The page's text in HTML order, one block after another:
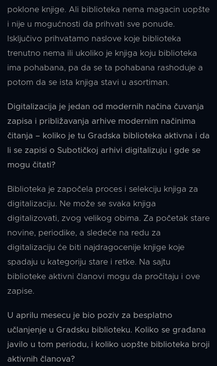
poklone knjige. Ali biblioteka nema magacin uopšte
i nije u mogućnosti da prihvati sve ponude.
Isključivo prihvatamo naslove koje biblioteka
trenutno nema ili ukoliko je knjiga koju biblioteka
ima pohabana, pa da se ta pohabana rashoduje a
potom da se ista knjiga stavi u asortiman.
Digitalizacija je jedan od modernih načina čuvanja
zapisa i približavanja arhive modernim načinima
čitanja – koliko je tu Gradska biblioteka aktivna i da
li se zapisi o Subotičkoj arhivi digitalizuju i gde se
mogu čitati?
Biblioteka je započela proces i selekciju knjiga za
digitalizaciju. Ne može se svaka knjiga
digitalizovati, zvog velikog obima. Za početak stare
novine, periodike, a sledeće na redu za
digitalizaciju će biti najdragocenije knjige koje
spadaju u kategoriju stare i retke. Na sajtu
biblioteke aktivni članovi mogu da pročitaju i ove
zapise.
U aprilu mesecu je bio poziv za besplatno
učlanjenje u Gradsku biblioteku. Koliko se građana
javilo u tom periodu, i koliko uopšte biblioteka broji
aktivnih članova?